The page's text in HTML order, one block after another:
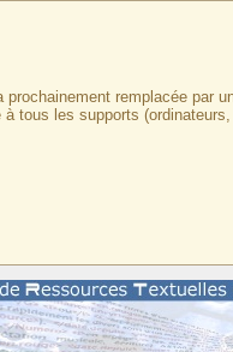
remplacée par
tous les supports